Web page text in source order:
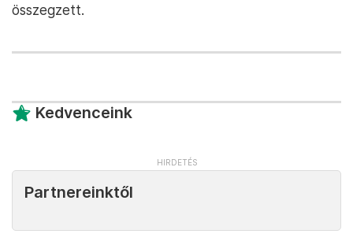
összegzett.
Kedvenceink
Partnereinktől